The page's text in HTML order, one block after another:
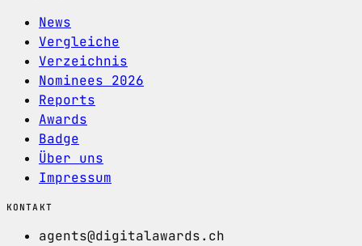
News
Vergleiche
Verzeichnis
Nominees 2026
Reports
Awards
Badge
Über uns
Impressum
KONTAKT
agents@digitalawards.ch